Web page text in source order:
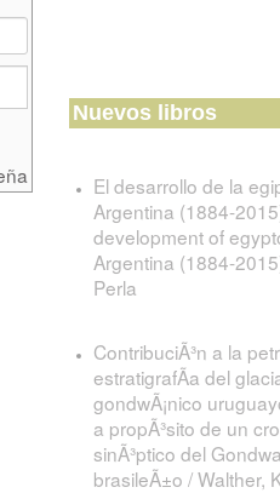
Nuevos libros
El desarrollo de la
Argentina (1884-
development of
Argentina (1884-
Perla
ContribuciÃ³n a la
estratigrafÃ­a del
gondwÃ¡nico
a propÃ³sito de un
sinÃ³ptico del
brasileÃ±o / Walther,